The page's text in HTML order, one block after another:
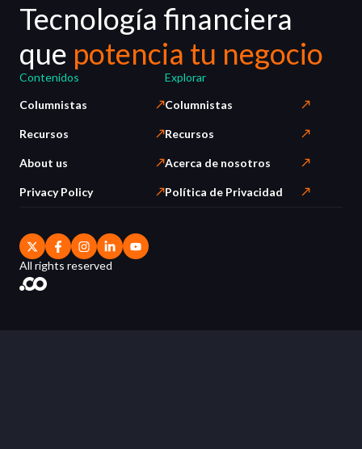
Tecnología financiera
que potencia tu negocio
Contenidos
Columnistas
Recursos
About us
Privacy Policy
Explorar
Columnistas
Recursos
Acerca de nosotros
Política de Privacidad
All rights reserved